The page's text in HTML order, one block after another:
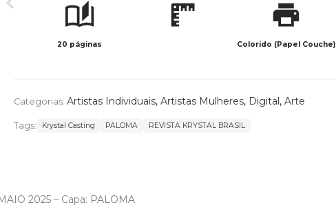
20 páginas Colorido (Papel Couche)
Categorias: Artistas Individuais, Artistas Mulheres, Digital, Arte
Tags: Krystal Casting PALOMA REVISTA KRYSTAL BRASIL
2025 – Capa: PALOMA